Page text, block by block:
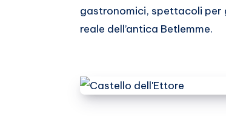
gastronomici, spettacoli per
reale dell’antica Betlemme.